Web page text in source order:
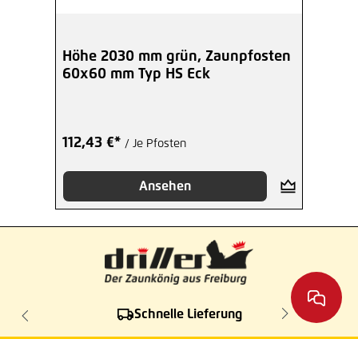
Höhe 2030 mm grün, Zaunpfosten
60x60 mm Typ HS Eck
112,43 €* / Je Pfosten
Ansehen
Schnelle Lieferung